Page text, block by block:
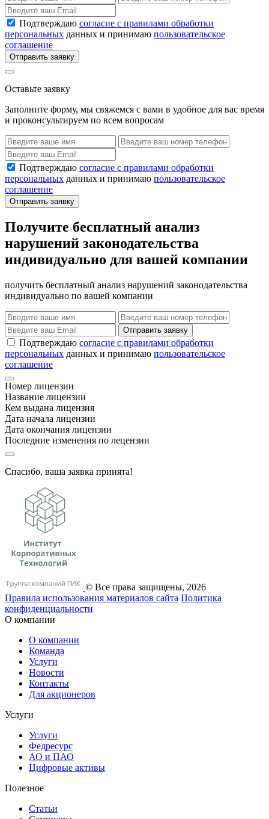
Подтверждаю согласие с правилами обработки
персональных данных и принимаю пользовательское
соглашение
Отправить заявку
Оставьте заявку
Заполните форму, мы свяжемся с вами в удобное для вас время
и проконсультируем по всем вопросам
Подтверждаю согласие с правилами обработки
персональных данных и принимаю пользовательское
соглашение
Отправить заявку
Получите бесплатный анализ
нарушений законодательства
индивидуально для вашей компании
получить бесплатный анализ нарушений законодательства
индивидуально по вашей компании
Отправить заявку
Подтверждаю согласие с правилами обработки
персональных данных и принимаю пользовательское
соглашение
Номер лицензии
Название лицензии
Кем выдана лицензия
Дата начала лицензии
Дата окончания лицензии
Последние изменения по лецензии
Спасибо, ваша заявка принята!
© Все права защищены, 2026
Правила использования материалов сайта Политика
конфиденциальности
О компании
О компании
Команда
Услуги
Новости
Контакты
Для акционеров
Услуги
Услуги
Федресурс
АО и ПАО
Цифровые активы
Полезное
Статьи